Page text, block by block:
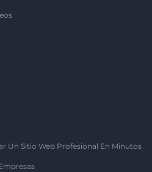
Un Sitio Web Profesional En Minutos